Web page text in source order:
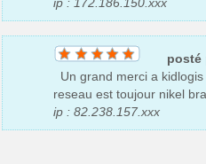
ip : 172.186.150.xxx
posté
Un grand merci a
reseau est toujour nikel
ip : 82.238.157.xxx